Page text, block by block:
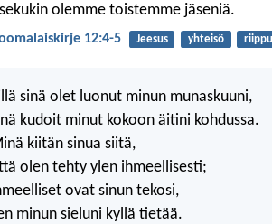
olemme toistemme jäseniä.
12:4-5 Jeesus yhteisö
sinä olet luonut minun munaskuuni,
kudoit minut kokoon äitini kohdussa.
kiitän sinua siitä,
olen tehty ylen ihmeellisesti;
ovat sinun tekosi,
minun sieluni kyllä tietää.